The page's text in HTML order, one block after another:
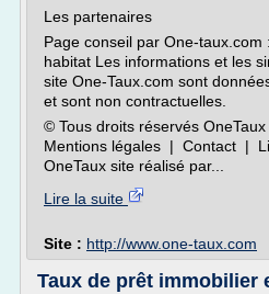
Les partenaires
Page conseil par One-
habitat Les informations et les
site One-Taux.com sont
et sont non contractuelles.
© Tous droits réservés
Mentions légales | Contact |
OneTaux site réalisé par...
Lire la suite
Site : http://www.one-taux.com
Taux de prêt immobilier